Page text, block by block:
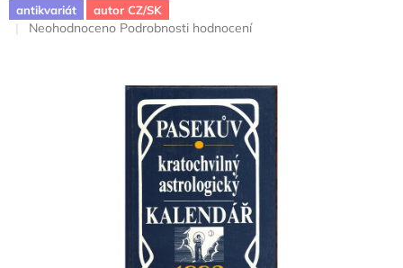
antikvariát autor CZ/SK
Průměrné
Neohodnoceno Podrobnosti hodnocení